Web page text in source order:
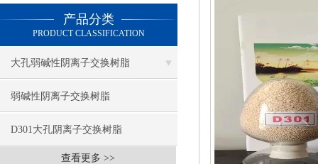
产品分类
PRODUCT CLASSIFICATION
大孔弱碱性阴离子交换树脂
弱碱性阴离子交换树脂
D301大孔阴离子交换树脂
查看更多 >>